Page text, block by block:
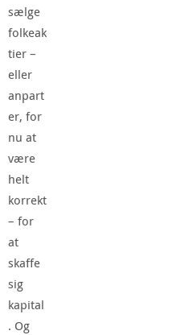
sælge
folkeak
tier –
eller
anpart
er, for
nu at
være
helt
korrekt
– for
at
skaffe
sig
kapital
. Og